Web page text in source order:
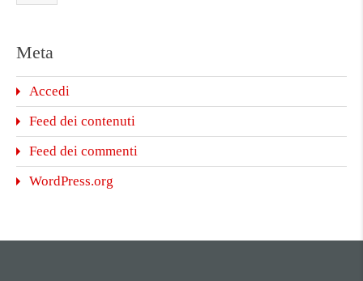
Meta
Accedi
Feed dei contenuti
Feed dei commenti
WordPress.org